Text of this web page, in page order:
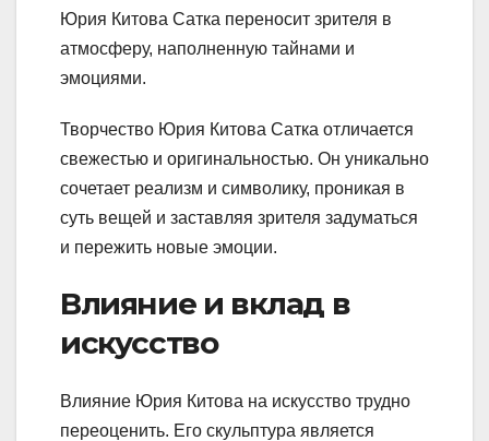
Юрия Китова Сатка переносит зрителя в
атмосферу, наполненную тайнами и
эмоциями.
Творчество Юрия Китова Сатка отличается
свежестью и оригинальностью. Он уникально
сочетает реализм и символику, проникая в
суть вещей и заставляя зрителя задуматься
и пережить новые эмоции.
Влияние и вклад в
искусство
Влияние Юрия Китова на искусство трудно
переоценить. Его скульптура является